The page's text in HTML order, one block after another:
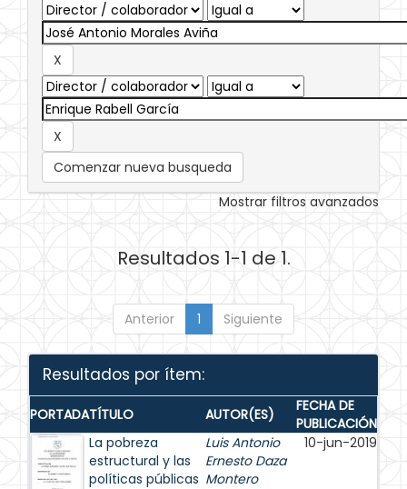
Comenzar nueva busqueda
Mostrar filtros avanzados
Resultados 1-1 de 1.
Anterior 1 Siguiente
Resultados por ítem:
PORTADATÍTULO AUTOR(ES)
FECHA DE
PUBLICACIÓN
La pobreza
estructural y las
políticas públicas
Luis Antonio
Ernesto Daza
Montero
10-jun-2019